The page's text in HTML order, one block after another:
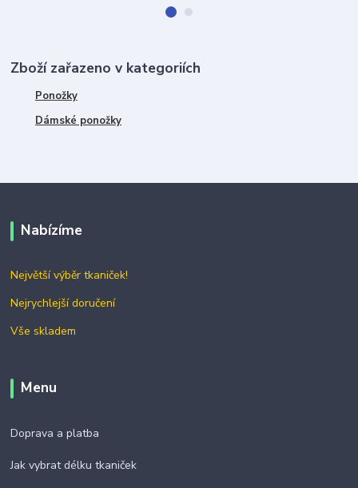
Zboží zařazeno v kategoriích
Ponožky
Dámské ponožky
Nabízíme
Největší výběr tkaniček!
Nejrychlejší doručení
Vše skladem
Menu
Doprava a platba
Jak vybrat délku tkaniček